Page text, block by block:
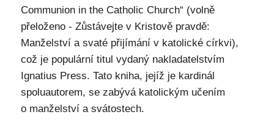
Communion in the Catholic Church“ (volně
přeloženo - Zůstávejte v Kristově pravdě:
Manželství a svaté přijímání v katolické církvi),
což je populární titul vydaný nakladatelstvím
Ignatius Press. Tato kniha, jejíž je kardinál
spoluautorem, se zabývá katolickým učením
o manželství a svátostech.